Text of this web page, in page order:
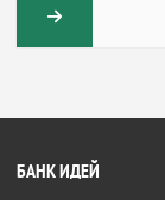
БАНК ИДЕЙ